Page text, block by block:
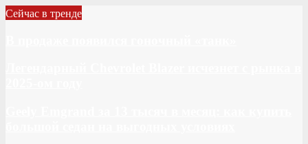
Сейчас в тренде